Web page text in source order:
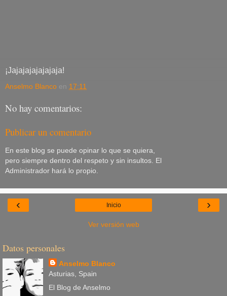
¡Jajajajajajajaja!
Anselmo Blanco en 17:11
No hay comentarios:
Publicar un comentario
En este blog se puede opinar lo que se quiera,
pero siempre dentro del respeto y sin insultos. El
Administrador hará lo propio.
‹ ›
Inicio
Ver versión web
Datos personales
Anselmo Blanco
Asturias, Spain
El Blog de Anselmo